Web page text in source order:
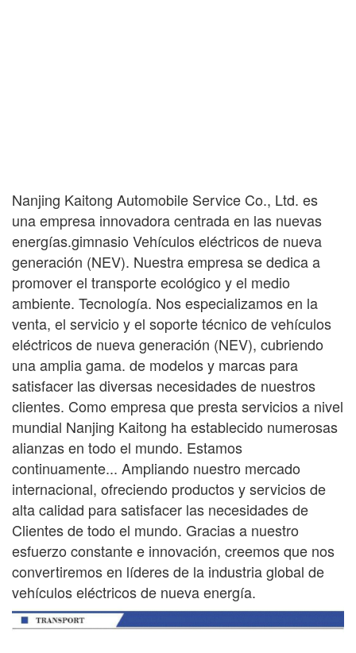
Nanjing Kaitong Automobile Service Co., Ltd. es
una empresa innovadora centrada en las nuevas
energías.gimnasio Vehículos eléctricos de nueva
generación (NEV). Nuestra empresa se dedica a
promover el transporte ecológico y el medio
ambiente. Tecnología. Nos especializamos en la
venta, el servicio y el soporte técnico de vehículos
eléctricos de nueva generación (NEV), cubriendo
una amplia gama. de modelos y marcas para
satisfacer las diversas necesidades de nuestros
clientes. Como empresa que presta servicios a nivel
mundial Nanjing Kaitong ha establecido numerosas
alianzas en todo el mundo. Estamos
continuamente... Ampliando nuestro mercado
internacional, ofreciendo productos y servicios de
alta calidad para satisfacer las necesidades de
Clientes de todo el mundo. Gracias a nuestro
esfuerzo constante e innovación, creemos que nos
convertiremos en líderes de la industria global de
vehículos eléctricos de nueva energía.